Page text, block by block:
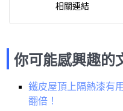
相關連結
你可能感興趣的
鐵皮屋頂上隔熱漆有
翻倍！